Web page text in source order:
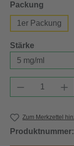
Packung
1er Packung
Stärke
Produkt
Zum Merkzettel
Produktnummer: